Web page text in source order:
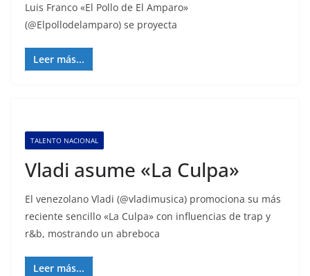
Luis Franco «El Pollo de El Amparo»
(@Elpollodelamparo) se proyecta
Leer más...
TALENTO NACIONAL
Vladi asume «La Culpa»
El venezolano Vladi (@vladimusica) promociona su más
reciente sencillo «La Culpa» con influencias de trap y
r&b, mostrando un abreboca
Leer más...